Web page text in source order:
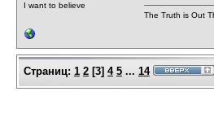
I want to believe
The Truth is Out
Страниц: 1 2 [3] 4 5 ... 14